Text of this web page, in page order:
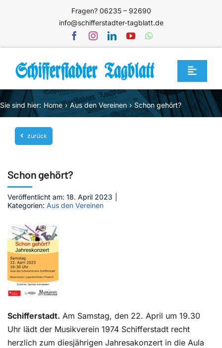
Fragen? 06235 – 92690
info@schifferstadter-tagblatt.de
Toggle
Home
Themen
Blog
Service
Mediathek
Kontakt
Sie sind hier: Home Aus den Vereinen Schon gehört?
zurück
Schon gehört?
Veröffentlicht am: 18. April 2023
Kategorien: Aus den Vereinen
Schifferstadt. Am Samstag, den 22. April um 19.30
Uhr lädt der Musikverein 1974 Schifferstadt recht
herzlich zum diesjährigen Jahresakonzert in die Aula